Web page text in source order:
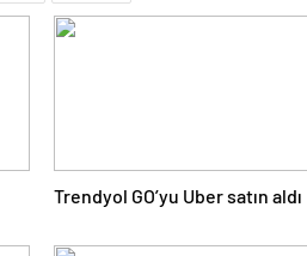
Trendyol GO’yu Uber satın aldı